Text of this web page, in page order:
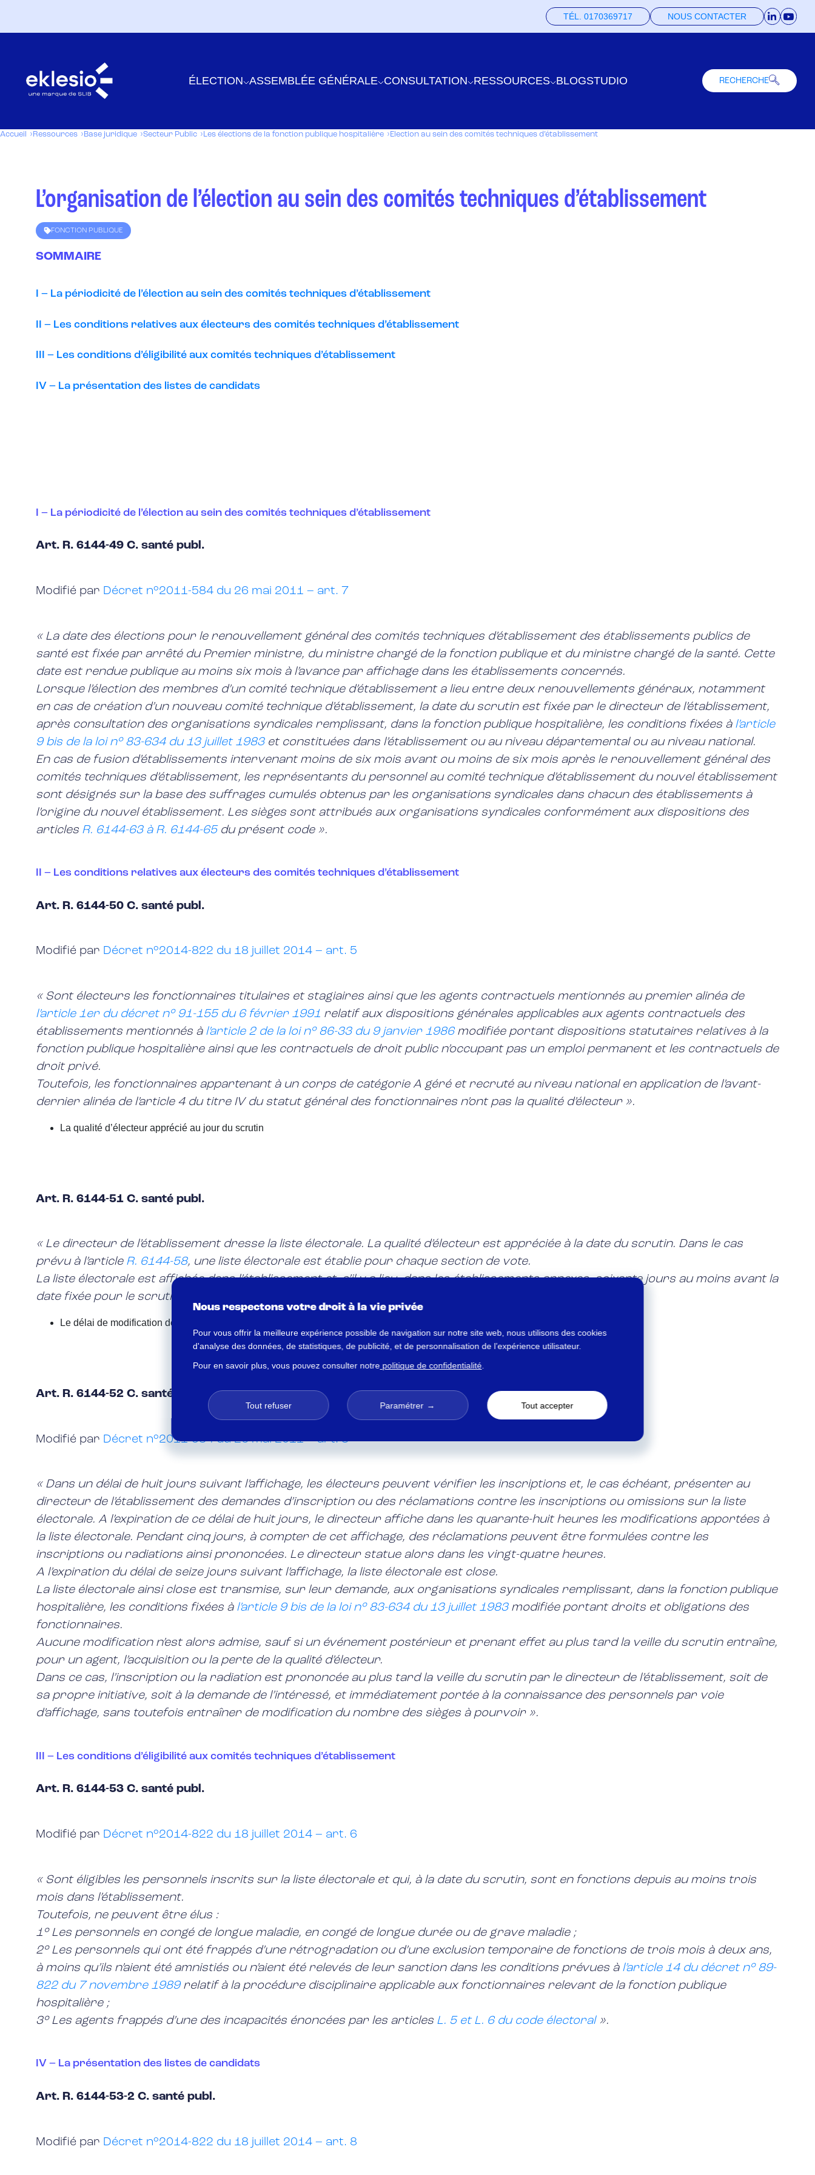
TÉL. 0170369717 NOUS CONTACTER
ÉLECTION ASSEMBLÉE GÉNÉRALE CONSULTATION RESSOURCES BLOGSTUDIO RECHERCHE
Accueil Ressources Base juridique Secteur Public Les élections de la fonction publique hospitalière Election au sein des comités techniques d’établissement
L’organisation de l’élection au sein des comités techniques d’établissement
FONCTION PUBLIQUE
SOMMAIRE
I – La périodicité de l’élection au sein des comités techniques d’établissement
II – Les conditions relatives aux électeurs des comités techniques d’établissement
III – Les conditions d’éligibilité aux comités techniques d’établissement
IV – La présentation des listes de candidats
I – La périodicité de l’élection au sein des comités techniques d’établissement
Art. R. 6144-49 C. santé publ.
Modifié par Décret n°2011-584 du 26 mai 2011 – art. 7
« La date des élections pour le renouvellement général des comités techniques d’établissement des établissements publics de
santé est fixée par arrêté du Premier ministre, du ministre chargé de la fonction publique et du ministre chargé de la santé. Cette
date est rendue publique au moins six mois à l’avance par affichage dans les établissements concernés.
Lorsque l’élection des membres d’un comité technique d’établissement a lieu entre deux renouvellements généraux, notamment
en cas de création d’un nouveau comité technique d’établissement, la date du scrutin est fixée par le directeur de l’établissement,
après consultation des organisations syndicales remplissant, dans la fonction publique hospitalière, les conditions fixées à l’article
9 bis de la loi n° 83-634 du 13 juillet 1983et constituées dans l’établissement ou au niveau départemental ou au niveau national.
En cas de fusion d’établissements intervenant moins de six mois avant ou moins de six mois après le renouvellement général des
comités techniques d’établissement, les représentants du personnel au comité technique d’établissement du nouvel établissement
sont désignés sur la base des suffrages cumulés obtenus par les organisations syndicales dans chacun des établissements à
l’origine du nouvel établissement. Les sièges sont attribués aux organisations syndicales conformément aux dispositions des
articles R. 6144-63 à R. 6144-65du présent code ».
II – Les conditions relatives aux électeurs des comités techniques d’établissement
Art. R. 6144-50 C. santé publ.
Modifié par Décret n°2014-822 du 18 juillet 2014 – art. 5
« Sont électeurs les fonctionnaires titulaires et stagiaires ainsi que les agents contractuels mentionnés au premier alinéa de
l’article 1er du décret n° 91-155 du 6 février 1991 relatif aux dispositions générales applicables aux agents contractuels des
établissements mentionnés à l’article 2 de la loi n° 86-33 du 9 janvier 1986modifiée portant dispositions statutaires relatives à la
fonction publique hospitalière ainsi que les contractuels de droit public n’occupant pas un emploi permanent et les contractuels de
droit privé.
Toutefois, les fonctionnaires appartenant à un corps de catégorie A géré et recruté au niveau national en application de l’avant-
dernier alinéa de l’article 4 du titre IV du statut général des fonctionnaires n’ont pas la qualité d’électeur ».
La qualité d’électeur apprécié au jour du scrutin
Art. R. 6144-51 C. santé publ.
« Le directeur de l’établissement dresse la liste électorale. La qualité d’électeur est appréciée à la date du scrutin. Dans le cas
prévu à l’article R. 6144-58, une liste électorale est établie pour chaque section de vote.
La liste électorale est affichée dans l’établissement et, s’il y a lieu, dans les établissements annexes, soixante jours au moins avant la
date fixée pour le scrutin ».
Le délai de modification des inscriptions des listes électorales
Art. R. 6144-52 C. santé publ.
Modifié par Décret n°2011-584 du 26 mai 2011 – art. 8
« Dans un délai de huit jours suivant l’affichage, les électeurs peuvent vérifier les inscriptions et, le cas échéant, présenter au
directeur de l’établissement des demandes d’inscription ou des réclamations contre les inscriptions ou omissions sur la liste
électorale. A l’expiration de ce délai de huit jours, le directeur affiche dans les quarante-huit heures les modifications apportées à
la liste électorale. Pendant cinq jours, à compter de cet affichage, des réclamations peuvent être formulées contre les
inscriptions ou radiations ainsi prononcées. Le directeur statue alors dans les vingt-quatre heures.
A l’expiration du délai de seize jours suivant l’affichage, la liste électorale est close.
La liste électorale ainsi close est transmise, sur leur demande, aux organisations syndicales remplissant, dans la fonction publique
hospitalière, les conditions fixées à l’article 9 bis de la loi n° 83-634 du 13 juillet 1983modifiée portant droits et obligations des
fonctionnaires.
Aucune modification n’est alors admise, sauf si un événement postérieur et prenant effet au plus tard la veille du scrutin entraîne,
pour un agent, l’acquisition ou la perte de la qualité d’électeur.
Dans ce cas, l’inscription ou la radiation est prononcée au plus tard la veille du scrutin par le directeur de l’établissement, soit de
sa propre initiative, soit à la demande de l’intéressé, et immédiatement portée à la connaissance des personnels par voie
d’affichage, sans toutefois entraîner de modification du nombre des sièges à pourvoir ».
III – Les conditions d’éligibilité aux comités techniques d’établissement
Art. R. 6144-53 C. santé publ.
Modifié par Décret n°2014-822 du 18 juillet 2014 – art. 6
« Sont éligibles les personnels inscrits sur la liste électorale et qui, à la date du scrutin, sont en fonctions depuis au moins trois
mois dans l’établissement.
Toutefois, ne peuvent être élus :
1° Les personnels en congé de longue maladie, en congé de longue durée ou de grave maladie ;
2° Les personnels qui ont été frappés d’une rétrogradation ou d’une exclusion temporaire de fonctions de trois mois à deux ans,
à moins qu’ils n’aient été amnistiés ou n’aient été relevés de leur sanction dans les conditions prévues à l’article 14 du décret n° 89-
822 du 7 novembre 1989relatif à la procédure disciplinaire applicable aux fonctionnaires relevant de la fonction publique
hospitalière ;
3° Les agents frappés d’une des incapacités énoncées par les articles L. 5 et L. 6 du code électoral».
IV – La présentation des listes de candidats
Art. R. 6144-53-2 C. santé publ.
Modifié par Décret n°2014-822 du 18 juillet 2014 – art. 8
Nous respectons votre droit à la vie privée
Pour vous offrir la meilleure expérience possible de navigation sur notre site web, nous utilisons des cookies
d'analyse des données, de statistiques, de publicité, et de personnalisation de l’expérience utilisateur.
Pour en savoir plus, vous pouvez consulter notre politique de confidentialité
Tout refuser Paramétrer Tout accepter